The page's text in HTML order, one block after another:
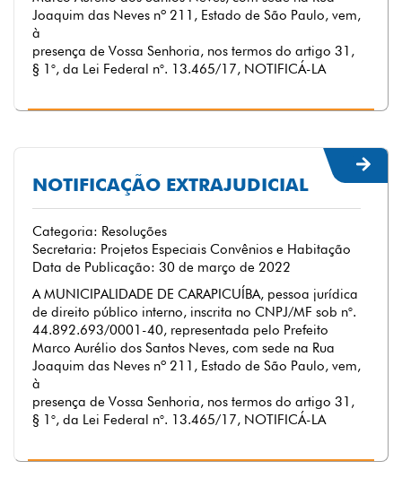
Joaquim das Neves nº 211, Estado de São Paulo, vem,
à
presença de Vossa Senhoria, nos termos do artigo 31,
§ 1°, da Lei Federal n°. 13.465/17, NOTIFICÁ-LA
NOTIFICAÇÃO EXTRAJUDICIAL
Categoria: Resoluções
Secretaria: Projetos Especiais Convênios e Habitação
Data de Publicação: 30 de março de 2022
A MUNICIPALIDADE DE CARAPICUÍBA, pessoa jurídica
de direito público interno, inscrita no CNPJ/MF sob n°.
44.892.693/0001-40, representada pelo Prefeito
Marco Aurélio dos Santos Neves, com sede na Rua
Joaquim das Neves nº 211, Estado de São Paulo, vem,
à
presença de Vossa Senhoria, nos termos do artigo 31,
§ 1°, da Lei Federal n°. 13.465/17, NOTIFICÁ-LA